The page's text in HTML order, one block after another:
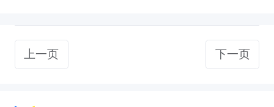
上一页 下一页